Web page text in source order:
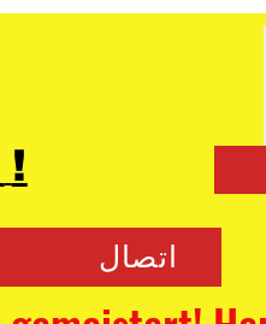
!
اتصال